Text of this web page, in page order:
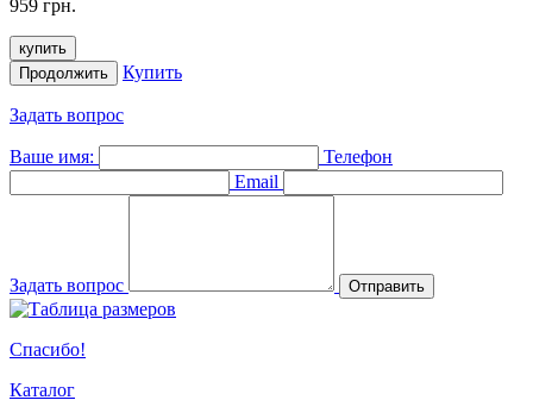
959 грн.
купить
Продолжить
Купить
Задать вопрос
Ваше имя:
Телефон
Email
Задать вопрос Отправить
Спасибо!
Каталог